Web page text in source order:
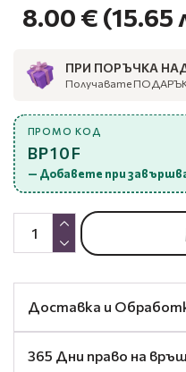
8.00 € (15.65
ПРИ ПОРЪЧКА НАД
Получавате ПОДАРЪК
ПРОМО КОД
BP10F
— Добавете при
Доставка и
365 Дни право на